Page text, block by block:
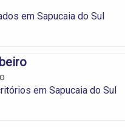
em Sapucaia do Sul
em Sapucaia do Sul